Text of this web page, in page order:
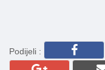
Podijeli :